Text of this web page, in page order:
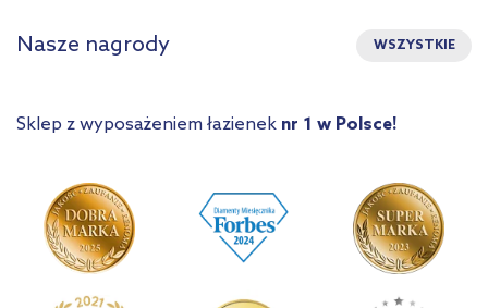
Nasze nagrody WSZYSTKIE
Sklep z wyposażeniem łazienek nr 1 w Polsce!